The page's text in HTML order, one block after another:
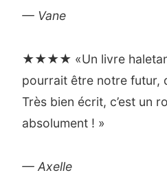
— Vane
★★★★ «Un livre
pourrait être notre futur,
Très bien écrit, c’est un
absolument ! »
— Axelle